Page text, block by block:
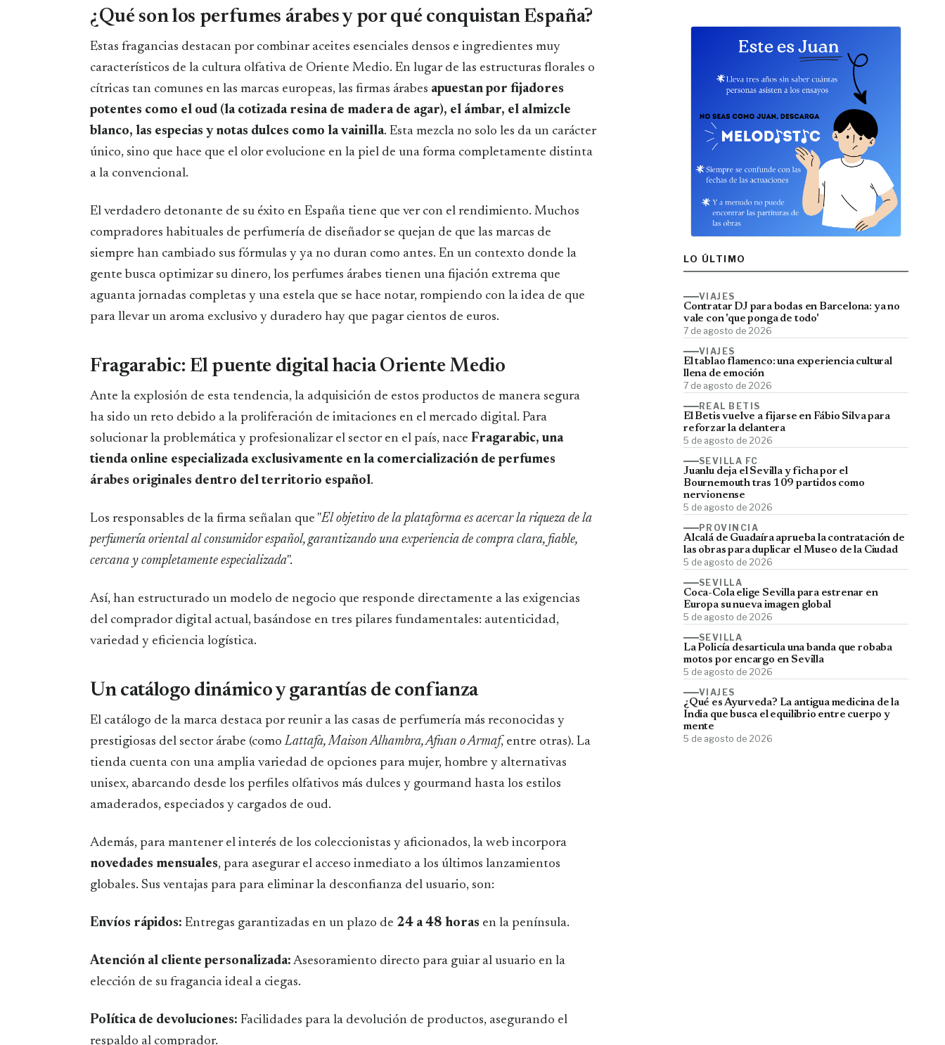
​¿Qué son los perfumes árabes y por qué conquistan España?
Estas fragancias destacan por combinar aceites esenciales densos e ingredientes muy
característicos de la cultura olfativa de Oriente Medio. En lugar de las estructuras florales o
cítricas tan comunes en las marcas europeas, las firmas árabes apuestan por fijadores
potentes como el oud (la cotizada resina de madera de agar), el ámbar, el almizcle
blanco, las especias y notas dulces como la vainilla. Esta mezcla no solo les da un carácter
único, sino que hace que el olor evolucione en la piel de una forma completamente distinta
a la convencional.
​El verdadero detonante de su éxito en España tiene que ver con el rendimiento. Muchos
compradores habituales de perfumería de diseñador se quejan de que las marcas de
siempre han cambiado sus fórmulas y ya no duran como antes. En un contexto donde la
gente busca optimizar su dinero, los perfumes árabes tienen una fijación extrema que
aguanta jornadas completas y una estela que se hace notar, rompiendo con la idea de que
para llevar un aroma exclusivo y duradero hay que pagar cientos de euros.
​Fragarabic: El puente digital hacia Oriente Medio
​Ante la explosión de esta tendencia, la adquisición de estos productos de manera segura
ha sido un reto debido a la proliferación de imitaciones en el mercado digital. Para
solucionar la problemática y profesionalizar el sector en el país, nace Fragarabic, una
tienda online especializada exclusivamente en la comercialización de perfumes
árabes originales dentro del territorio español.
Los responsables de la firma señalan que ​"El objetivo de la plataforma es acercar la riqueza de la
perfumería oriental al consumidor español, garantizando una experiencia de compra clara, fiable,
cercana y completamente especializada".
Así, han estructurado un modelo de negocio que responde directamente a las exigencias
del comprador digital actual, basándose en tres pilares fundamentales: autenticidad,
variedad y eficiencia logística.
​Un catálogo dinámico y garantías de confianza
​El catálogo de la marca destaca por reunir a las casas de perfumería más reconocidas y
prestigiosas del sector árabe (comoLattafa, Maison Alhambra, Afnan o Armaf, entre otras). La
tienda cuenta con una amplia variedad de opciones para mujer, hombre y alternativas
unisex, abarcando desde los perfiles olfativos más dulces y gourmand hasta los estilos
amaderados, especiados y cargados de oud.
Además, para mantener el interés de los coleccionistas y aficionados, la web incorpora
novedades mensuales, para asegurar el acceso inmediato a los últimos lanzamientos
globales. Sus ventajas para para eliminar la desconfianza del usuario, son:
Envíos rápidos: Entregas garantizadas en un plazo de 24 a 48 horas en la península.
Atención al cliente personalizada: Asesoramiento directo para guiar al usuario en la
elección de su fragancia ideal a ciegas.
Política de devoluciones: Facilidades para la devolución de productos, asegurando el
respaldo al comprador.
LO ÚLTIMO
VIAJES
Contratar DJ para bodas en Barcelona: ya no
vale con 'que ponga de todo'
7 de agosto de 2026
VIAJES
El tablao flamenco: una experiencia cultural
llena de emoción
7 de agosto de 2026
REAL BETIS
El Betis vuelve a fijarse en Fábio Silva para
reforzar la delantera
5 de agosto de 2026
SEVILLA FC
Juanlu deja el Sevilla y ficha por el
Bournemouth tras 109 partidos como
nervionense
5 de agosto de 2026
PROVINCIA
Alcalá de Guadaíra aprueba la contratación de
las obras para duplicar el Museo de la Ciudad
5 de agosto de 2026
SEVILLA
Coca-Cola elige Sevilla para estrenar en
Europa su nueva imagen global
5 de agosto de 2026
SEVILLA
La Policía desarticula una banda que robaba
motos por encargo en Sevilla
5 de agosto de 2026
VIAJES
¿Qué es Ayurveda? La antigua medicina de la
India que busca el equilibrio entre cuerpo y
mente
5 de agosto de 2026